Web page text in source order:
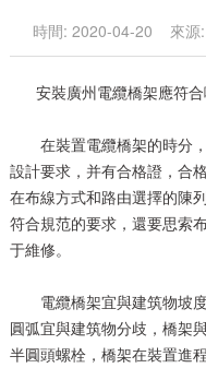
時間: 2020-04-20 來
安裝廣州電纜橋架應符合
在裝置電纜橋架的時分，
設計要求，并有合格證，合
在布線方式和路由選擇的陳
符合規范的要求，還要思索
于維修。
電纜橋架宜與建筑物坡度
圓弧宜與建筑物分歧，橋架
半圓頭螺栓，橋架在裝置進